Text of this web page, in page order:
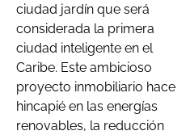
ciudad jardín que será
considerada la primera
ciudad inteligente en el
Caribe. Este ambicioso
proyecto inmobiliario hace
hincapié en las energías
renovables, la reducción